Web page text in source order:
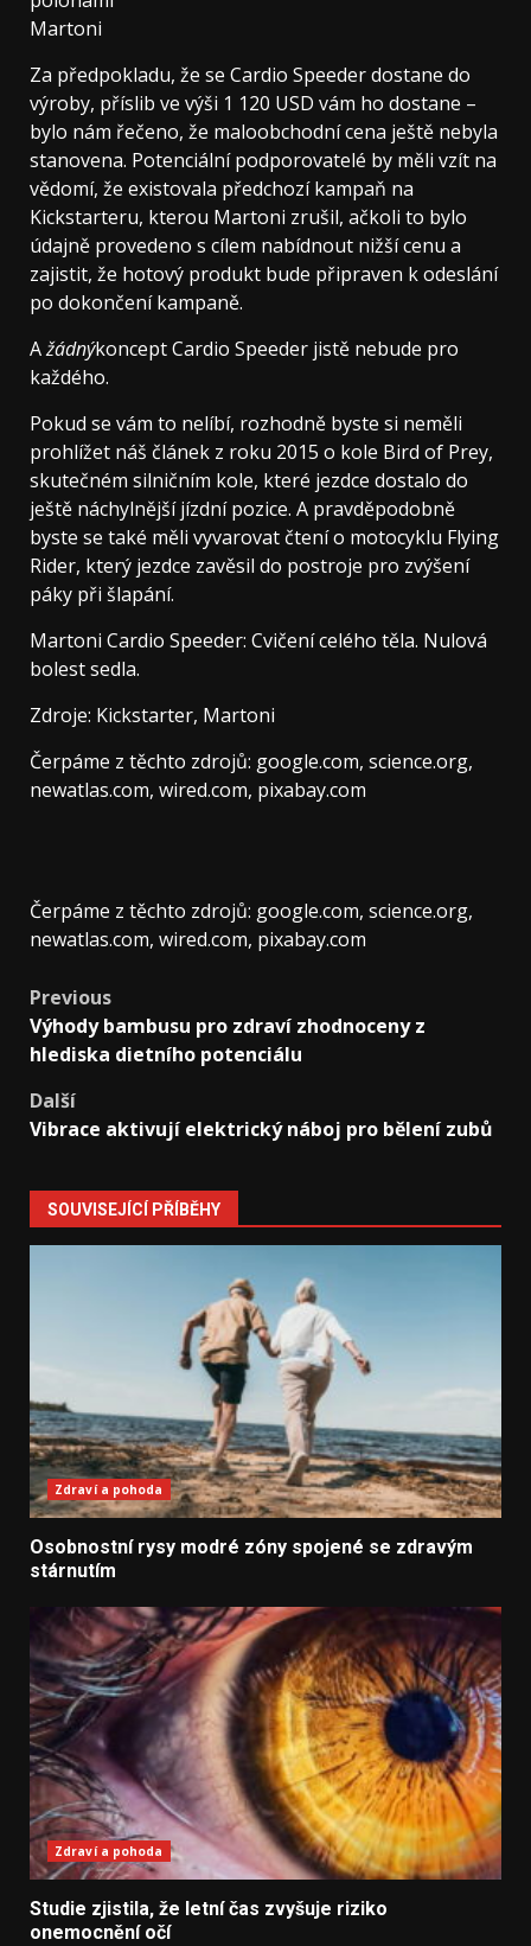
Martoni
Za předpokladu, že se Cardio Speeder dostane do
výroby, příslib ve výši 1 120 USD vám ho dostane –
bylo nám řečeno, že maloobchodní cena ještě nebyla
stanovena. Potenciální podporovatelé by měli vzít na
vědomí, že existovala předchozí kampaň na
Kickstarteru, kterou Martoni zrušil, ačkoli to bylo
údajně provedeno s cílem nabídnout nižší cenu a
zajistit, že hotový produkt bude připraven k odeslání
po dokončení kampaně.
Ažádnýkoncept Cardio Speeder jistě nebude pro
každého.
Pokud se vám to nelíbí, rozhodně byste si neměli
prohlížet náš článek z roku 2015 o kole Bird of Prey,
skutečném silničním kole, které jezdce dostalo do
ještě náchylnější jízdní pozice. A pravděpodobně
byste se také měli vyvarovat čtení o motocyklu Flying
Rider, který jezdce zavěsil do postroje pro zvýšení
páky při šlapání.
Martoni Cardio Speeder: Cvičení celého těla. Nulová
bolest sedla.
Zdroje: Kickstarter, Martoni
Čerpáme z těchto zdrojů: google.com, science.org,
newatlas.com, wired.com, pixabay.com
Čerpáme z těchto zdrojů: google.com, science.org,
newatlas.com, wired.com, pixabay.com
Post
navigation
Previous
Výhody bambusu pro zdraví zhodnoceny z
hlediska dietního potenciálu
Další
Vibrace aktivují elektrický náboj pro bělení zubů
SOUVISEJÍCÍ PŘÍBĚHY
Zdraví a pohoda
Osobnostní rysy modré zóny spojené se zdravým
stárnutím
Zdraví a pohoda
Studie zjistila, že letní čas zvyšuje riziko
onemocnění očí